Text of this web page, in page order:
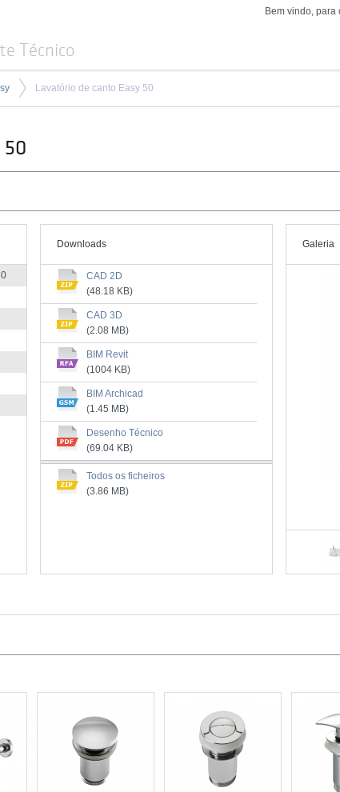
Bem vindo, para
Técnico
Lavatório de canto Easy 50
50
Downloads
CAD 2D
(48.18 KB)
CAD 3D
(2.08 MB)
BIM Revit
(1004 KB)
BIM Archicad
(1.45 MB)
Desenho Técnico
(69.04 KB)
Todos os ficheiros
(3.86 MB)
Galeria